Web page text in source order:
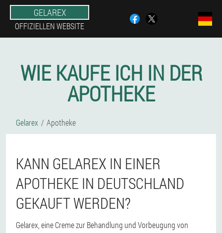
GELAREX
OFFIZIELLEN WEBSITE
WIE KAUFE ICH IN DER
APOTHEKE
Gelarex Apotheke
KANN GELAREX IN EINER
APOTHEKE IN DEUTSCHLAND
GEKAUFT WERDEN?
Gelarex, eine Creme zur Behandlung und Vorbeugung von